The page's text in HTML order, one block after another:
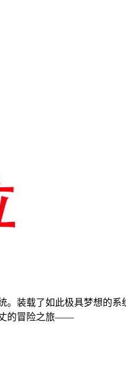
装载了如此极具梦想的
丈的冒险之旅——